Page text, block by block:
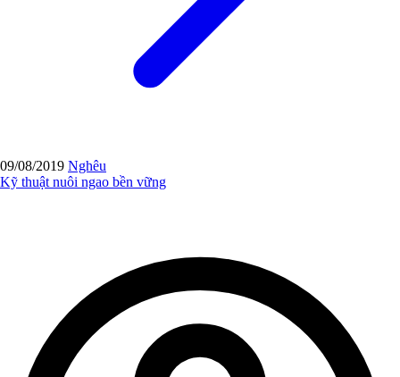
09/08/2019 Nghêu
Kỹ thuật nuôi ngao bền vững